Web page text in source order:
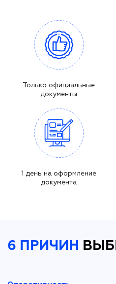
Только официальные
документы
1 день на оформление
документа
6 ПРИЧИН